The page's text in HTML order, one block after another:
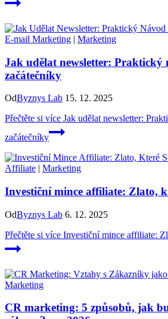
E-mail Marketing | Marketing
Jak udělat newsletter: Praktický
začátečníky
OdByznys Lab 15. 12. 2025
Přečtěte si více Jak udělat newsletter:
začátečníky
Affiliate | Marketing
Investiční mince affiliate: Zlato,
OdByznys Lab 6. 12. 2025
Přečtěte si více Investiční mince affiliate:
Marketing
CR marketing: 5 způsobů, jak